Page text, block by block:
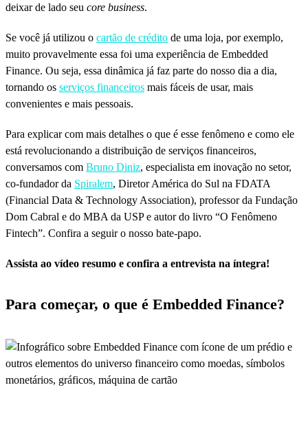
deixar de lado seu core business.
Se você já utilizou o cartão de crédito de uma loja, por exemplo,
muito provavelmente essa foi uma experiência de Embedded
Finance. Ou seja, essa dinâmica já faz parte do nosso dia a dia,
tornando os serviços financeiros mais fáceis de usar, mais
convenientes e mais pessoais.
Para explicar com mais detalhes o que é esse fenômeno e como ele
está revolucionando a distribuição de serviços financeiros,
conversamos com Bruno Diniz, especialista em inovação no setor,
co-fundador da Spiralem, Diretor América do Sul na FDATA
(Financial Data & Technology Association), professor da Fundação
Dom Cabral e do MBA da USP e autor do livro “O Fenômeno
Fintech”. Confira a seguir o nosso bate-papo.
Assista ao vídeo resumo e confira a entrevista na íntegra!
Para começar, o que é Embedded Finance?